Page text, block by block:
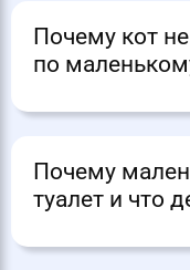
Почему кот
по
Почему
туалет и что